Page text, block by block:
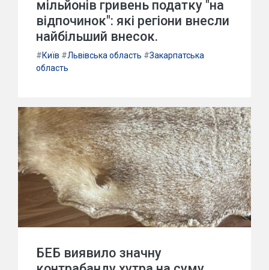
мільйонів гривень податку "на
відпочинок": які регіони внесли
найбільший внесок.
#Київ #Львівська область #Закарпатська
область
БЕБ виявило значну